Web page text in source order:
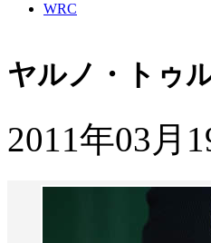
WRC
ヤルノ・トゥ
2011年03月